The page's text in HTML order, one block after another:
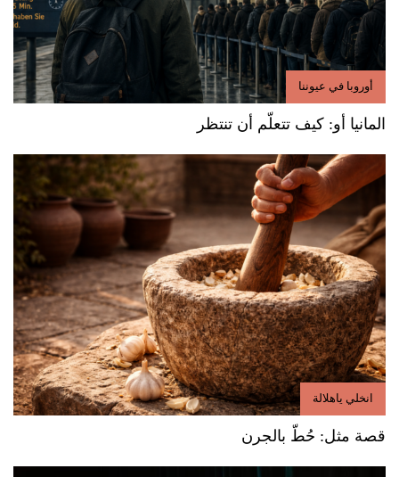
أوروبا في عيوننا
المانيا أو: كيف تتعلّم أن تنتظر
انخلي ياهلالة
قصة مثل: حُطّ بالجرن